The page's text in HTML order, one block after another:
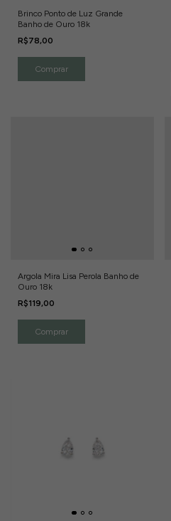
Brinco Ponto de Luz Grande
Banho de Ouro 18k
R$78,00
Argola Mira Lisa Perola Banho de
Ouro 18k
R$119,00